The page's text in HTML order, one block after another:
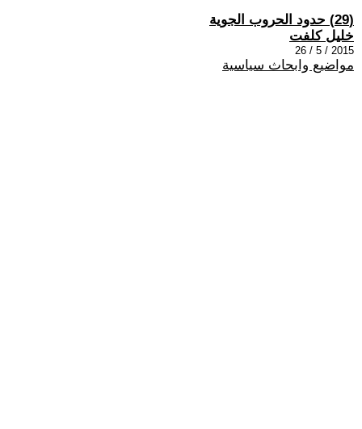
(29) حدود الحروب الجوية
خليل كلفت
2015 / 5 / 26
مواضيع وابحاث سياسية